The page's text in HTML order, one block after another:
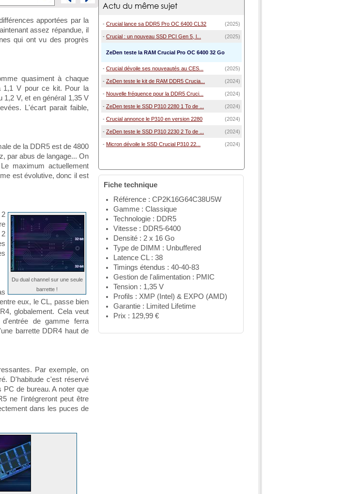
apportées par la
assez répandue, il
qui ont vu des progrès
quasiment à chaque
1,1 V pour ce kit. Pour la
1,2 V, et en général 1,35 V
L'écart parait faible,
de la DDR5 est de 4800
par abus de langage... On
maximum actuellement
est évolutive, donc il est
Du dual channel sur une seule
barrette !
2
eux, le CL, passe bien
globalement. Cela veut
de gamme ferra
barrette DDR4 haut de
Par exemple, on
D'habitude c'est réservé
de bureau. A noter que
ne l'intégreront peut être
dans les puces de
Actu du même sujet
- Crucial lance sa DDR5 Pro OC 6400 CL32 (2025)
- Crucial : un nouveau SSD PCI Gen 5, l... (2025)
ZeDen teste la RAM Crucial Pro OC 6400 32 Go
- Crucial dévoile ses nouveautés au CES... (2025)
- ZeDen teste le kit de RAM DDR5 Crucia... (2024)
- Nouvelle fréquence pour la DDR5 Cruci... (2024)
- ZeDen teste le SSD P310 2280 1 To de ... (2024)
- Crucial annonce le P310 en version 2280 (2024)
- ZeDen teste le SSD P310 2230 2 To de ... (2024)
- Micron dévoile le SSD Crucial P310 22... (2024)
Fiche technique
Référence : CP2K16G64C38U5W
Gamme : Classique
Technologie : DDR5
Vitesse : DDR5-6400
Densité : 2 x 16 Go
Type de DIMM : Unbuffered
Latence CL : 38
Timings étendus : 40-40-83
Gestion de l'alimentation : PMIC
Tension : 1,35 V
Profils : XMP (Intel) & EXPO (AMD)
Garantie : Limited Lifetime
Prix : 129,99 €